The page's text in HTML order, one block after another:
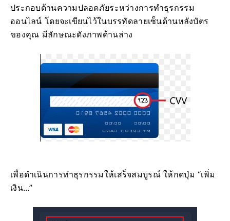
ประกอบด้านความปลอดภัยระหว่างการทำธุรกรรม
ออนไลน์ โดยจะเขียนไว้ในบรรทัดลายเซ็นด้านหลังบัตร
ของคุณ มีลักษณะดังภาพด้านล่าง
เพื่อดำเนินการทำธุรกรรมให้เสร็จสมบูรณ์ ให้กดปุ่ม “เพิ่ม
เงิน...”